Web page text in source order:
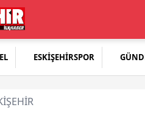
ESKİŞEHİRSPOR